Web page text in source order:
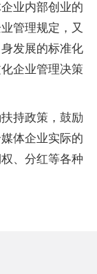
业内部创业的
管理规定，又
发展的标准化
企业管理决策
持政策，鼓励
体企业实际的
、分红等各种